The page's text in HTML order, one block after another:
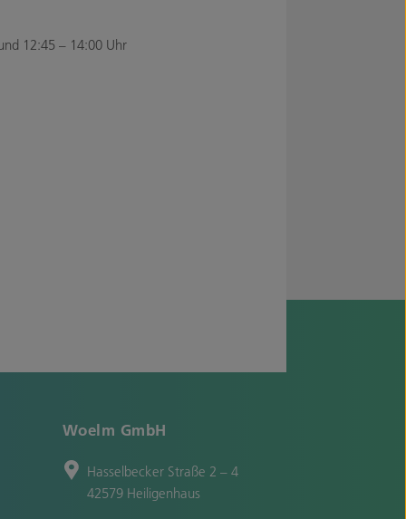
12:45 – 14:00 Uhr
Woelm GmbH
Hasselbecker Straße 2 – 4
42579 Heiligenhaus